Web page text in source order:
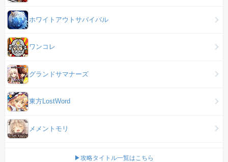
ホワイトアウトサバイバル
ワンコレ
グランドサマナーズ
東方LostWord
メメントモリ
▶攻略タイトル一覧はこちら